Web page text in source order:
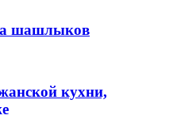
шашлыков
кухни,